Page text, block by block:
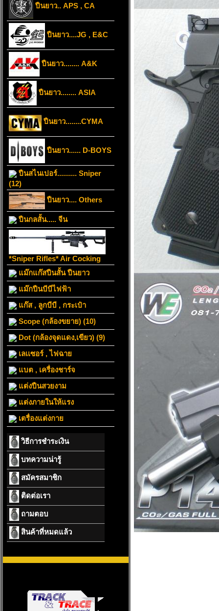
ปืนยาว.. APS , CA
ปืนยาว....JG , E&C
ปืนยาว........ A&K
ปืนยาว........ ASIA
ปืนยาว........CYMA
ปืนยาว...... D-BOYS
ปืนสไนเปอร์.......... Sniper
(12)
ปืนยาว.... Others
ปืนกลสั้น..... จีน
*Sniper Rifles* Air Cocking
แม๊กแก๊สปืนสั้น ปืนยาว
แม๊กปืนบีบีไฟฟ้า
แก๊ส , ลูกบีบี , กระเป๋า
Scope (กล้องขยาย) (10)
Dot (กล้องจุดแดง,เขียว) (9)
เลเเซอร์ , ไฟฉาย
แบต , เครื่องชาร์จ
แต่งปืนสวยงาม
แต่งภายในให้แรง
เตรื่องแต่งกาย
วิธีการชำระเงิน
บทความน่ารู้
สมัครสมาชิก
ติดต่อเรา
ถามตอบ
สินค้าที่หมดแล้ว